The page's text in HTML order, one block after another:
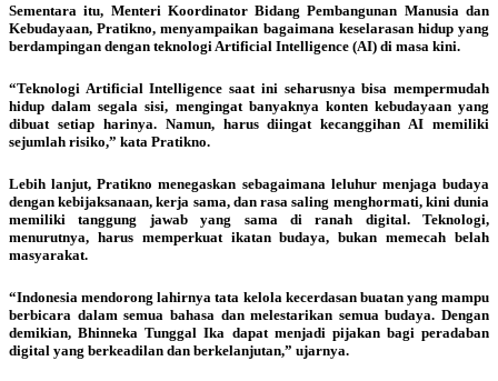
Sementara itu, Menteri Koordinator Bidang Pembangunan Manusia dan
Kebudayaan, Pratikno, menyampaikan bagaimana keselarasan hidup yang
berdampingan dengan teknologi Artificial Intelligence (AI) di masa kini.
“Teknologi Artificial Intelligence saat ini seharusnya bisa mempermudah
hidup dalam segala sisi, mengingat banyaknya konten kebudayaan yang
dibuat setiap harinya. Namun, harus diingat kecanggihan AI memiliki
sejumlah risiko,” kata Pratikno.
Lebih lanjut, Pratikno menegaskan sebagaimana leluhur menjaga budaya
dengan kebijaksanaan, kerja sama, dan rasa saling menghormati, kini dunia
memiliki tanggung jawab yang sama di ranah digital. Teknologi,
menurutnya, harus memperkuat ikatan budaya, bukan memecah belah
masyarakat.
“Indonesia mendorong lahirnya tata kelola kecerdasan buatan yang mampu
berbicara dalam semua bahasa dan melestarikan semua budaya. Dengan
demikian, Bhinneka Tunggal Ika dapat menjadi pijakan bagi peradaban
digital yang berkeadilan dan berkelanjutan,” ujarnya.